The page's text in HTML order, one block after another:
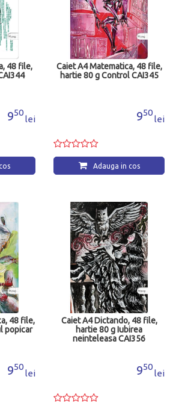
48 file,
950
lei
Caiet A4 Matematica, 48 file,
hartie 80 g Control CAI345
950
lei
Adauga in cos
48 file,
popicar
950
lei
Caiet A4 Dictando, 48 file,
hartie 80 g Iubirea
neinteleasa CAI356
950
lei